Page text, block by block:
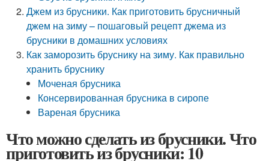
Джем из брусники. Как приготовить брусничный
джем на зиму – пошаговый рецепт джема из
брусники в домашних условиях
Как заморозить бруснику на зиму. Как правильно
хранить бруснику
Моченая брусника
Консервированная брусника в сиропе
Вареная брусника
Что можно сделать из брусники. Что
приготовить из брусники: 10